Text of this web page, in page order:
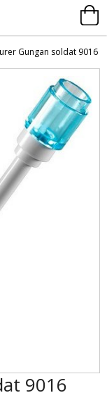
Gungan soldat 9016
9016